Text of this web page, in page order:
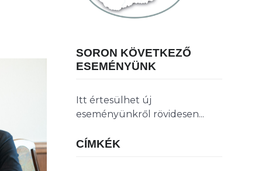
SORON KÖVETKEZŐ
ESEMÉNYÜNK
Itt értesülhet új
eseményünkről rövidesen...
CÍMKÉK